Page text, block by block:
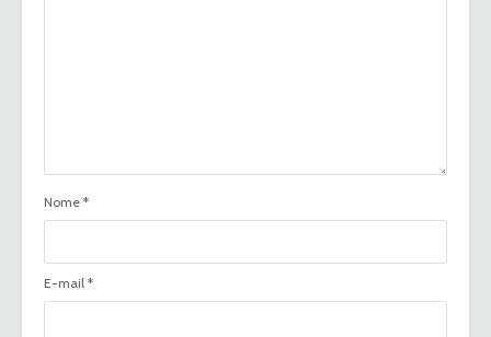
Nome *
E-mail *